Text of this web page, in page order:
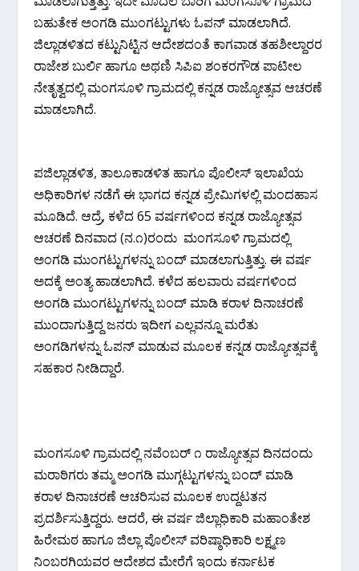
ಬಹುತೇಕ ಅಂಗಡಿ ‌ಮುಂಗಟ್ಟುಗಳು ಓಪನ್ ಮಾಡಲಾಗಿದೆ.
ಜಿಲ್ಲಾಡಳಿತದ ಕಟ್ಟುನಿಟ್ಟಿನ ಆದೇಶದಂತೆ ಕಾಗವಾಡ ತಹಶೀಲ್ದಾರರ
ರಾಜೇಶ ಬುರ್ಲಿ ಹಾಗೂ ಅಥಣಿ ಸಿಪಿಐ ಶಂಕರಗೌಡ ಪಾಟೀಲ
ನೇತೃತ್ವದಲ್ಲಿ ಮಂಗಸೂಳಿ ಗ್ರಾಮದಲ್ಲಿ ಕನ್ನಡ ರಾಜ್ಯೋತ್ಸವ ಆಚರಣೆ
ಮಾಡಲಾಗಿದೆ.
ಪಜಿಲ್ಲಾಡಳಿತ, ತಾಲೂಕಾಡಳಿತ ಹಾಗೂ ಪೊಲೀಸ್ ಇಲಾಖೆಯ
ಅಧಿಕಾರಿಗಳ ನಡೆಗೆ ಈ ಭಾಗದ ಕನ್ನಡ ಪ್ರೇಮಿಗಳಲ್ಲಿ‌ ಮಂದಹಾಸ
ಮೂಡಿದೆ. ಆದ್ರೆ, ಕಳೆದ 65 ವರ್ಷಗಳಿಂದ ಕನ್ನಡ ರಾಜ್ಯೋತ್ಸವ
ಆಚರಣೆ ದಿನವಾದ (ನ.೧)ರಂದು ಮಂಗಸೂಳಿ ಗ್ರಾಮದಲ್ಲಿ
ಅಂಗಡಿ ಮುಂಗಟ್ಟುಗಳನ್ನು ಬಂದ್ ಮಾಡಲಾಗುತ್ತಿತ್ತು. ಈ ವರ್ಷ
ಅದಕ್ಕೆ ಅಂತ್ಯ ಹಾಡಲಾಗಿದೆ. ಕಳೆದ‌ ಹಲವಾರು ವರ್ಷಗಳಿಂದ
ಅಂಗಡಿ‌ ಮುಂಗಟ್ಟುಗಳನ್ನು ಬಂದ್ ಮಾಡಿ ಕರಾಳ ದಿನಾಚರಣೆ
ಮುಂದಾಗುತ್ತಿದ್ದ ಜನರು ಇದೀಗ ಎಲ್ಲವನ್ನೂ ಮರೆತು
ಅಂಗಡಿಗಳನ್ನು ಓಪನ್ ಮಾಡುವ ಮೂಲಕ ಕನ್ನಡ ರಾಜ್ಯೋತ್ಸವಕ್ಕೆ
ಸಹಕಾರ ನೀಡಿದ್ದಾರೆ.
ಮಂಗಸೂಳಿ ಗ್ರಾಮದಲ್ಲಿ ನವೆಂಬರ್ ೧ ರಾಜ್ಯೋತ್ಸವ ದಿನದಂದು
ಮರಾಠಿಗರು ತಮ್ಮ ಅಂಗಡಿ ಮುಗ್ಗಟ್ಟುಗಳನ್ನು ಬಂದ್ ಮಾಡಿ
ಕರಾಳ ದಿನಾಚರಣೆ ಆಚರಿಸುವ ಮೂಲಕ ಉದ್ದಟತನ
ಪ್ರದರ್ಶಿಸುತ್ತಿದ್ದರು. ಆದರೆ, ಈ ವರ್ಷ ಜಿಲ್ಲಾಧಿಕಾರಿ ಮಹಾಂತೇಶ
ಹಿರೇಮಠ ಹಾಗೂ ಜಿಲ್ಲಾ ಪೊಲೀಸ್ ವರಿಷ್ಠಾಧಿಕಾರಿ ಲಕ್ಷ್ಮಣ
ನಿಂಬರಗಿಯವರ ಆದೇಶದ ಮೇರೆಗೆ ಇಂದು ಕರ್ನಾಟಕ